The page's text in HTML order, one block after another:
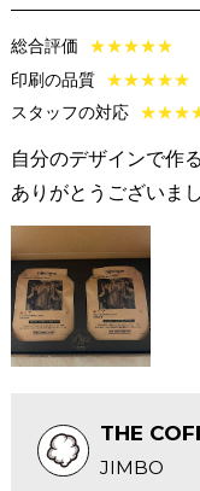
総合評価 ★★★★★
印刷の品質
★★★★★
スタッフの対応
★★★
自分のデザインで作
ありがとうございま
THE
JIMBO